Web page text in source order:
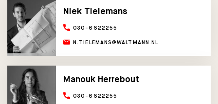
Niek Tielemans
030-6622255
N.TIELEMANS@WALTMANN.NL
Manouk Herrebout
030-6622255